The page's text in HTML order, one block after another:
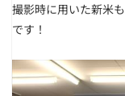
撮影時に用いた新米
です！